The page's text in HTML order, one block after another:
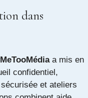
dans
a mis en
confidentiel,
et ateliers